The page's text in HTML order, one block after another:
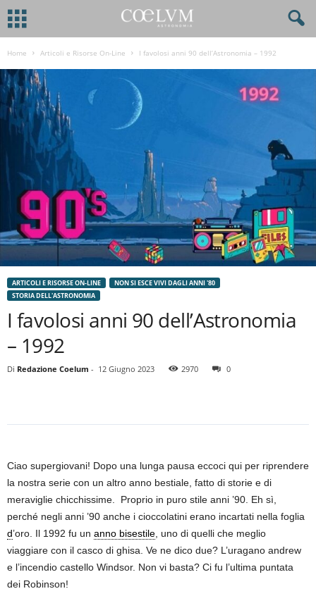
Home Articoli e Risorse On-Line I favolosi anni 90 dell’Astronomia – 1992
ARTICOLI E RISORSE ON-LINE
NON SI ESCE VIVI DAGLI ANNI '80
STORIA DELL'ASTRONOMIA
I favolosi anni 90 dell’Astronomia
– 1992
Di Redazione Coelum - 12 Giugno 2023 2970 0
Ciao supergiovani! Dopo una lunga pausa eccoci qui per riprendere
la nostra serie con un altro anno bestiale, fatto di storie e di
meraviglie chicchissime. Proprio in puro stile anni ’90. Eh sì,
perché negli anni ’90 anche i cioccolatini erano incartati nella foglia
d’oro. Il 1992 fu un anno bisestile , uno di quelli che meglio
viaggiare con il casco di ghisa. Ve ne dico due? L’uragano andrew
e l’incendio castello Windsor. Non vi basta? Ci fu l’ultima puntata
dei Robinson!